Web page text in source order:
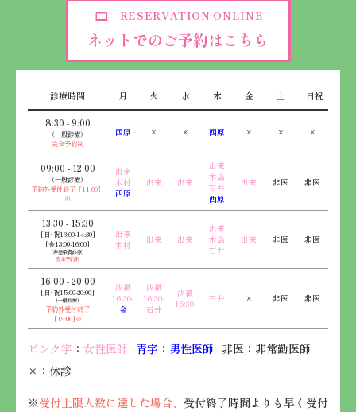
RESERVATION ONLINE
ネットでのご予約はこちら
診療時間 月 火 水 木 金 土 日祝
8:30 - 9:00
（一般診療）
完全予約制
西原 × × 西原 × × ×
09:00 - 12:00
（一般診療）
予約外受付終了［11:00］
※
出来
木村
西原
出来 出来
出来
木島
石井
西原
出来 非医 非医
13:30 - 15:30
[日･祝13:00-14:30]
[金13:00-16:00]
（非感染者診療）
完全予約制
出来
木村
出来 出来
出来
木島
石井
出来 非医 非医
16:00 - 20:00
[日･祝15:00-20:00]
（一般診療）
予約外受付終了
[19:00]※
沙織
16:30-
金
沙織
16:30-
石井
沙織
16:30-
石井 × 非医 非医
ピンク字 ： 女性医師 青字 ： 男性医師 非医：非常勤医師
×：休診
※受付上限人数に達した場合、 受付終了時間よりも早く受付